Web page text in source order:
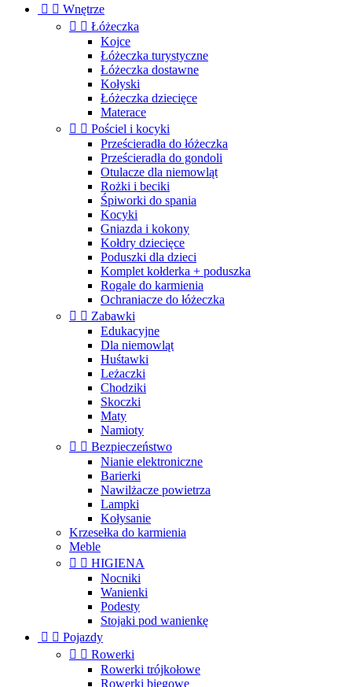
  Wnętrze
  Łóżeczka
Kojce
Łóżeczka turystyczne
Łóżeczka dostawne
Kołyski
Łóżeczka dziecięce
Materace
  Pościel i kocyki
Prześcieradła do łóżeczka
Prześcieradła do gondoli
Otulacze dla niemowląt
Rożki i beciki
Śpiworki do spania
Kocyki
Gniazda i kokony
Kołdry dziecięce
Poduszki dla dzieci
Komplet kołderka + poduszka
Rogale do karmienia
Ochraniacze do łóżeczka
  Zabawki
Edukacyjne
Dla niemowląt
Huśtawki
Leżaczki
Chodziki
Skoczki
Maty
Namioty
  Bezpieczeństwo
Nianie elektroniczne
Barierki
Nawilżacze powietrza
Lampki
Kołysanie
Krzesełka do karmienia
Meble
  HIGIENA
Nocniki
Wanienki
Podesty
Stojaki pod wanienkę
  Pojazdy
  Rowerki
Rowerki trójkołowe
Rowerki biegowe